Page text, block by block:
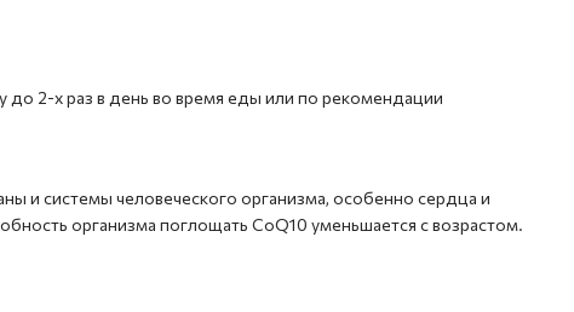
до 2-х раз в день во время еды или по рекомендации
и системы человеческого организма, особенно сердца и
организма поглощать CoQ10 уменьшается с возрастом.